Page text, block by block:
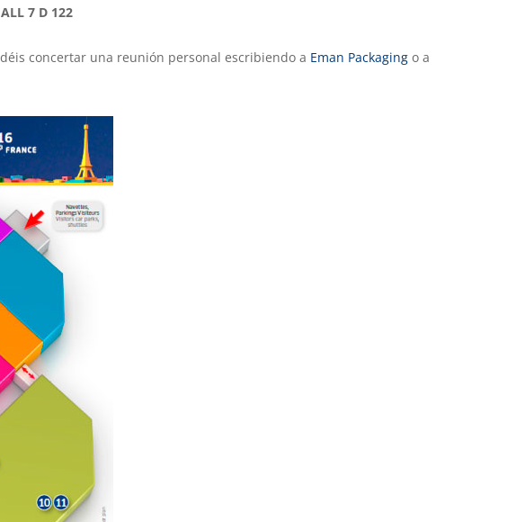
7 D 122
concertar una reunión personal escribiendo a Eman Packaging o a